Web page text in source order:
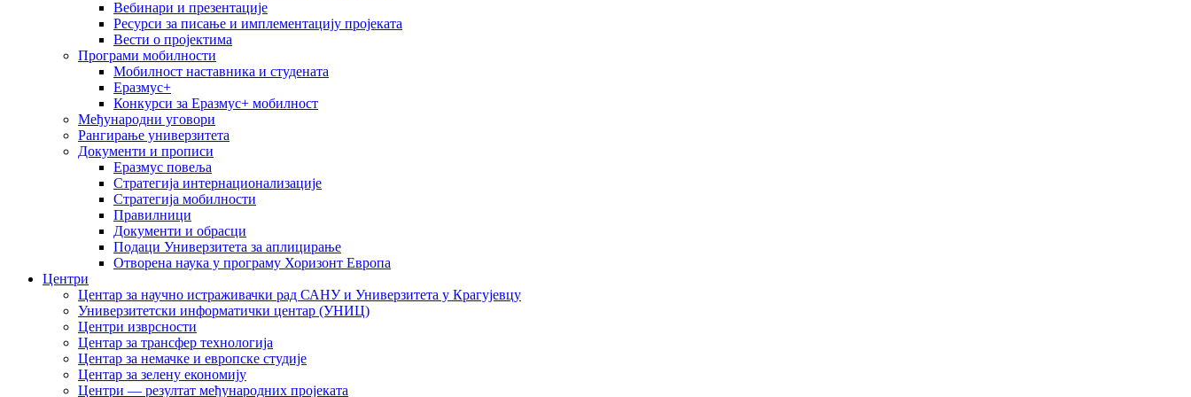
Вебинари и презентације
Ресурси за писање и имплементацију пројеката
Вести о пројектима
Програми мобилности
Мобилност наставника и студената
Еразмус+
Конкурси за Еразмус+ мобилност
Међународни уговори
Рангирање универзитета
Документи и прописи
Еразмус повеља
Стратегија интернационализације
Стратегија мобилности
Правилници
Документи и обрасци
Подаци Универзитета за аплицирање
Отворена наука у програму Хоризонт Европа
Центри
Центар за научно истраживачки рад САНУ и Универзитета у Крагујевцу
Универзитетски информатички центар (УНИЦ)
Центри изврсности
Центар за трансфер технологија
Центар за немачке и европске студије
Центар за зелену економију
Центри — резултат међународних пројеката